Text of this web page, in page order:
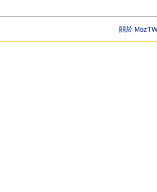
關於